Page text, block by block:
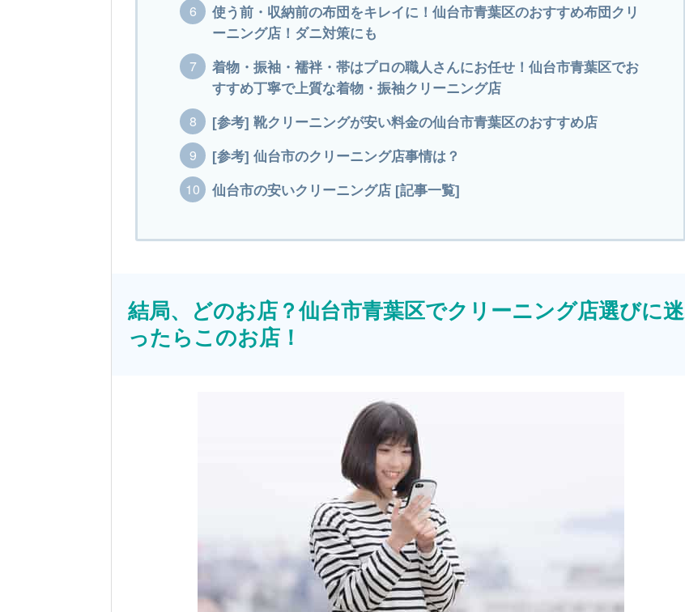
使う前・収納前の布団をキレイに！仙台市青葉区のおすすめ布団クリ
ーニング店！ダニ対策にも
着物・振袖・襦袢・帯はプロの職人さんにお任せ！仙台市青葉区でお
すすめ丁寧で上質な着物・振袖クリーニング店
[参考] 靴クリーニングが安い料金の仙台市青葉区のおすすめ店
[参考] 仙台市のクリーニング店事情は？
仙台市の安いクリーニング店 [記事一覧]
結局、どのお店？仙台市青葉区でクリーニング店選びに迷
ったらこのお店！